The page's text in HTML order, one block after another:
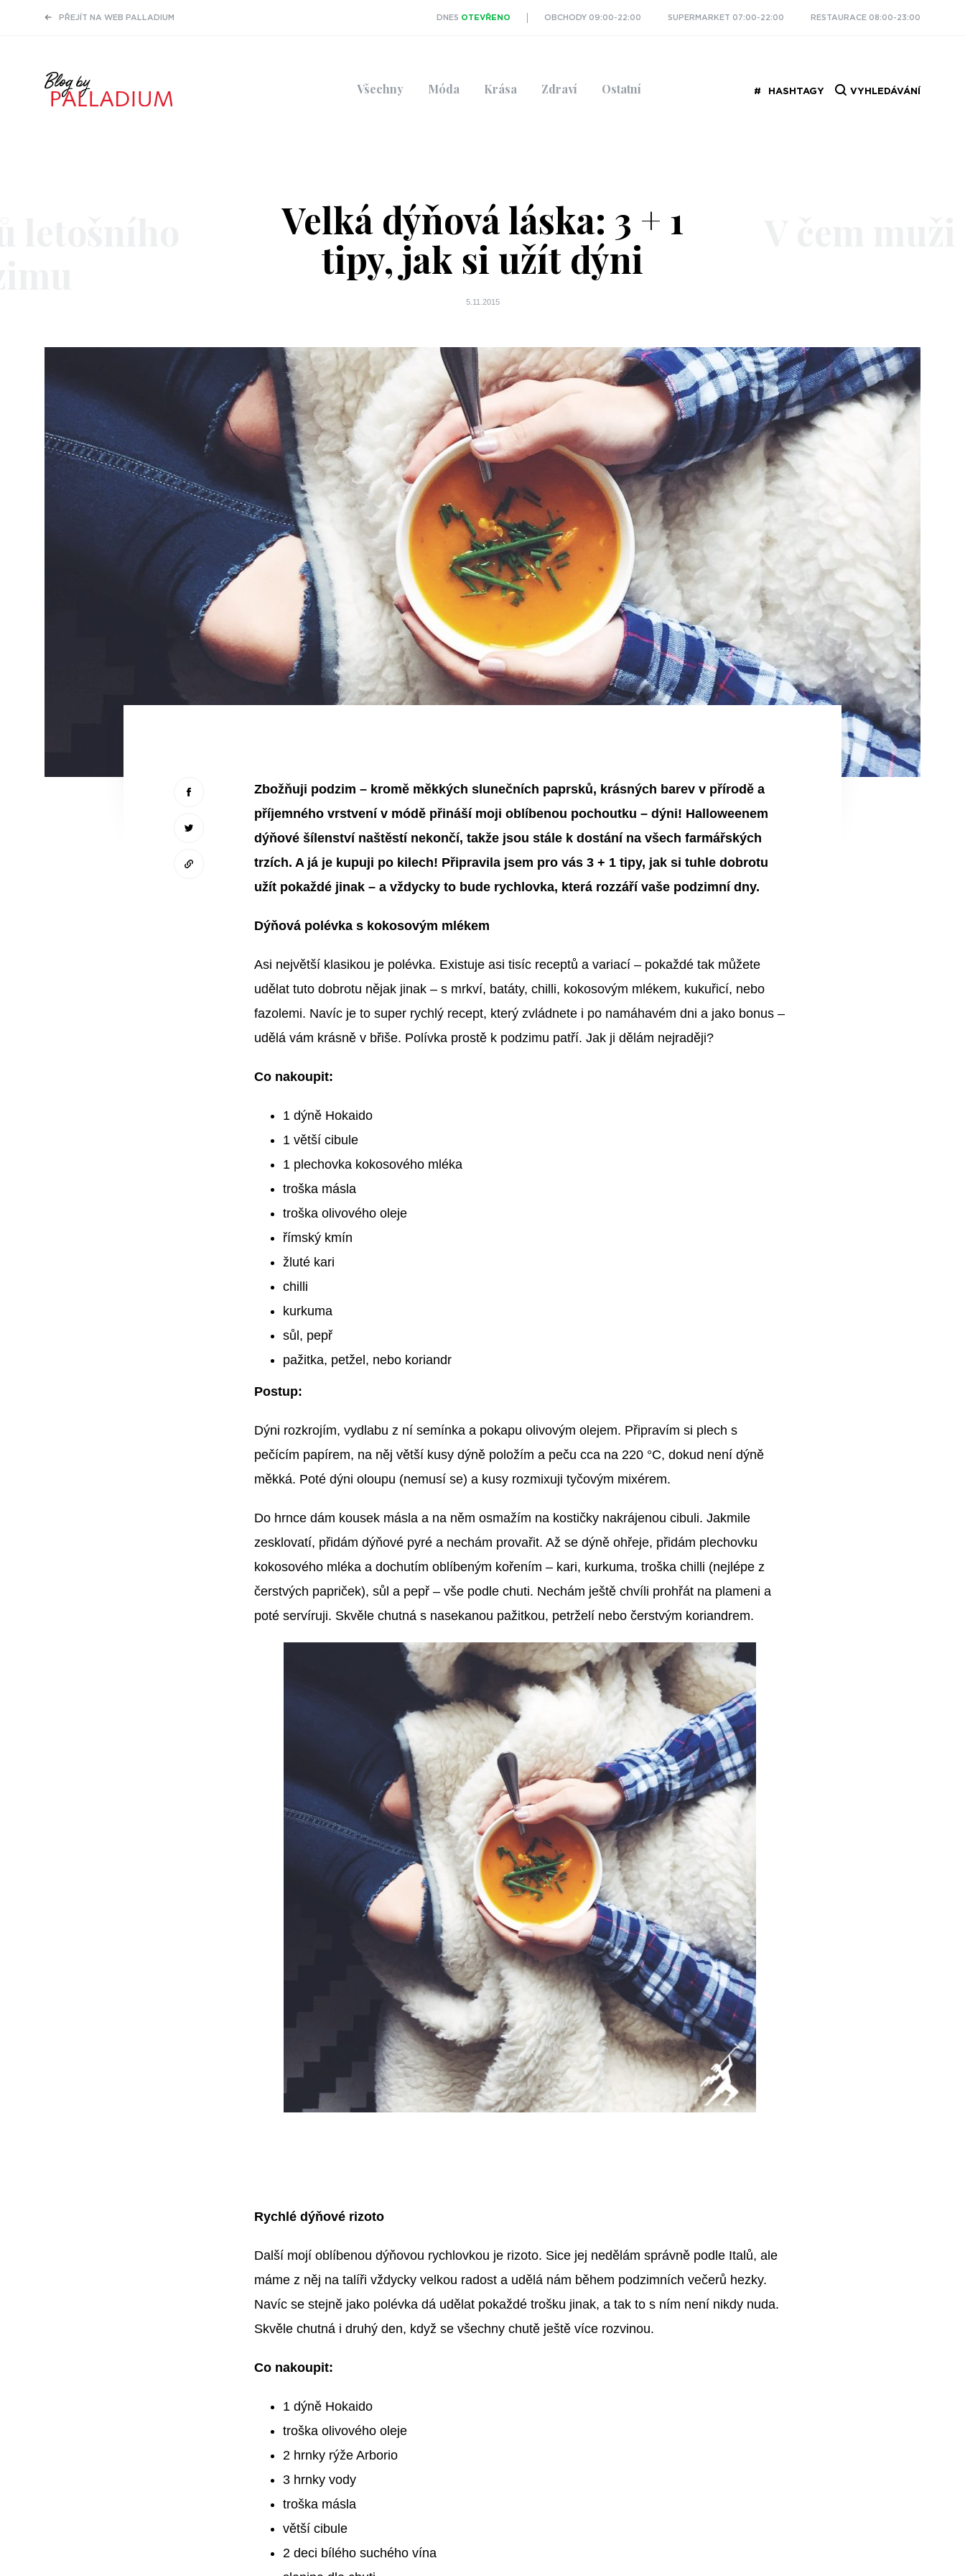
PŘEJÍT NA WEB PALLADIUM DNES OTEVŘENO OBCHODY 09:00-22:00 SUPERMARKET 07:00-22:00 RESTAURACE 08:00-23:00
Všechny Móda Krása Zdraví Ostatní HASHTAGY VYHLEDÁVÁNÍ
Velká dýňová láska: 3 + 1
tipy, jak si užít dýni
5.11.2015
Zbožňuji podzim – kromě měkkých slunečních paprsků, krásných barev v přírodě a
příjemného vrstvení v módě přináší moji oblíbenou pochoutku – dýni! Halloweenem
dýňové šílenství naštěstí nekončí, takže jsou stále k dostání na všech farmářských
trzích. A já je kupuji po kilech! Připravila jsem pro vás 3 + 1 tipy, jak si tuhle dobrotu
užít pokaždé jinak – a vždycky to bude rychlovka, která rozzáří vaše podzimní dny.
Dýňová polévka s kokosovým mlékem
Asi největší klasikou je polévka. Existuje asi tisíc receptů a variací – pokaždé tak můžete
udělat tuto dobrotu nějak jinak – s mrkví, batáty, chilli, kokosovým mlékem, kukuřicí, nebo
fazolemi. Navíc je to super rychlý recept, který zvládnete i po namáhavém dni a jako bonus –
udělá vám krásně v břiše. Polívka prostě k podzimu patří. Jak ji dělám nejraději?
Co nakoupit:
1 dýně Hokaido
1 větší cibule
1 plechovka kokosového mléka
troška másla
troška olivového oleje
římský kmín
žluté kari
chilli
kurkuma
sůl, pepř
pažitka, petžel, nebo koriandr
Postup:
Dýni rozkrojím, vydlabu z ní semínka a pokapu olivovým olejem. Připravím si plech s
pečícím papírem, na něj větší kusy dýně položím a peču cca na 220 °C, dokud není dýně
měkká. Poté dýni oloupu (nemusí se) a kusy rozmixuji tyčovým mixérem.
Do hrnce dám kousek másla a na něm osmažím na kostičky nakrájenou cibuli. Jakmile
zesklovatí, přidám dýňové pyré a nechám provařit. Až se dýně ohřeje, přidám plechovku
kokosového mléka a dochutím oblíbeným kořením – kari, kurkuma, troška chilli (nejlépe z
čerstvých papriček), sůl a pepř – vše podle chuti. Nechám ještě chvíli prohřát na plameni a
poté servíruji. Skvěle chutná s nasekanou pažitkou, petrželí nebo čerstvým koriandrem.
Rychlé dýňové rizoto
Další mojí oblíbenou dýňovou rychlovkou je rizoto. Sice jej nedělám správně podle Italů, ale
máme z něj na talíři vždycky velkou radost a udělá nám během podzimních večerů hezky.
Navíc se stejně jako polévka dá udělat pokaždé trošku jinak, a tak to s ním není nikdy nuda.
Skvěle chutná i druhý den, když se všechny chutě ještě více rozvinou.
Co nakoupit:
1 dýně Hokaido
troška olivového oleje
2 hrnky rýže Arborio
3 hrnky vody
troška másla
větší cibule
2 deci bílého suchého vína